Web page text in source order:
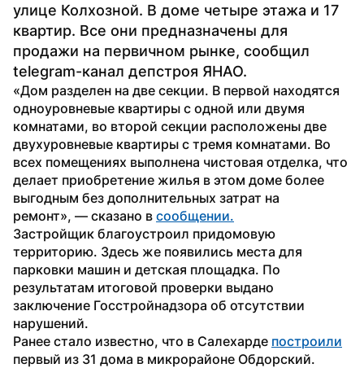
улице Колхозной. В доме четыре этажа и 17
квартир. Все они предназначены для
продажи на первичном рынке, сообщил
telegram-канал депстроя ЯНАО.
«Дом разделен на две секции. В первой находятся
одноуровневые квартиры с одной или двумя
комнатами, во второй секции расположены две
двухуровневые квартиры с тремя комнатами. Во
всех помещениях выполнена чистовая отделка, что
делает приобретение жилья в этом доме более
выгодным без дополнительных затрат на
ремонт», — сказано в сообщении.
Застройщик благоустроил придомовую
территорию. Здесь же появились места для
парковки машин и детская площадка. По
результатам итоговой проверки выдано
заключение Госстройнадзора об отсутствии
нарушений.
Ранее стало известно, что в Салехарде построили
первый из 31 дома в микрорайоне Обдорский.